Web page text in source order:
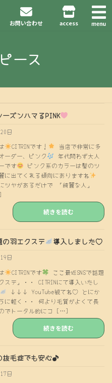
お問い合わせ access
ース
ーズンハマるPINK
日
CITRINです！
当店で非常に多
ーダー、ピンク
年代問わず大人
です
ピンク系のカラーは髪のツ
に出てくれる傾向にありますね
ツヤがあるだけで 「綺麗な人」
続きを読む
の羽エクステ 導入しました♡
日
CITRINです
ここ最近SNSで話題
ステ」・・ CITRINにて導入いたし
↓↓↓ YouTube観てね♡ とにか
に軽く・・ 何より毛質がよくて長
でトータル的にコ […]
続きを読む
抜毛症でも安心♪
日